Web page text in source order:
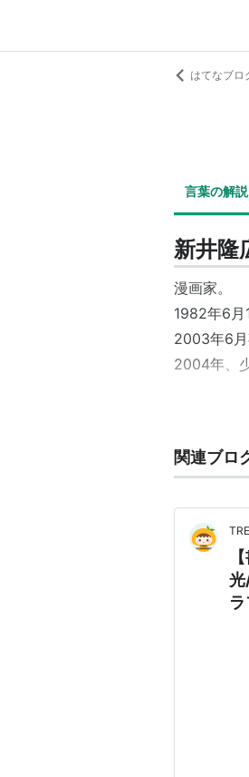
はてなブロ
言葉の解説
新井隆
漫画家。
1982年6月
2003年6月
2004年、
ダレン
2009年
レ・ミ
月号、
天翔の
関連ブロ
光